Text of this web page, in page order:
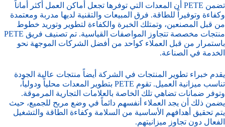
تضمن PETE أن المعدات التي توفرها تجعل أماكن العمل أكثر أماناً
وكفاءة وتوفيراً للطاقة. فرق المبيعات والتقنية لديها مدربة ومعتمدة
من قبل المصنعين، وتمتلك الخبرة والكفاءة لتطوير وتوريد خطوط
منتجات مخصصة تتجاوز المواصفات القياسية. تم تصنيف فريق PETE
باستمرار من قبل العملاء كواحد من أفضل الشركات الموجهة نحو
الخدمة في الصناعة.
يقدم خبراء تطوير المنتجات في الشركة أيضاً منتجات عالية الجودة
تناسب ميزانية العميل. تقوم PETE بتطوير المعدات محلياً ودولياً،
وتوفر ضمانات تضاهي تلك الخاصة بالعلامات التجارية المرموقة.
يضمن ذلك أن يجد العملاء أنفسهم دائماً في وضع مربح للجميع، حيث
يتم تحقيق أهدافهم الأساسية من السلامة وكفاءة الطاقة والتشغيل
الفعال دون تجاوز ميزانيتهم.